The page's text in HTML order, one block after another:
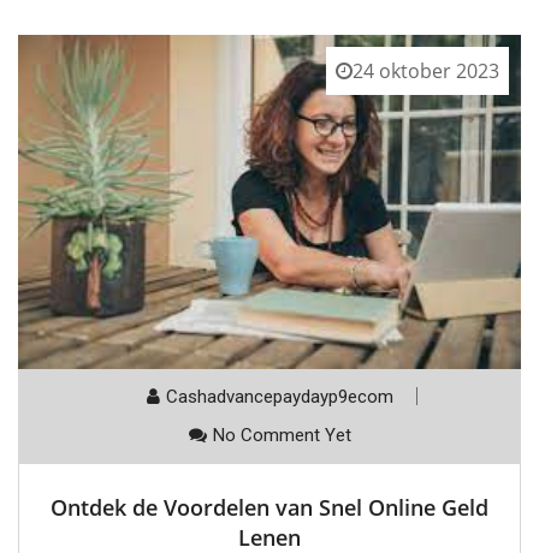
24 oktober 2023
Cashadvancepaydayp9ecom
No Comment Yet
Ontdek de Voordelen van Snel Online Geld
Lenen